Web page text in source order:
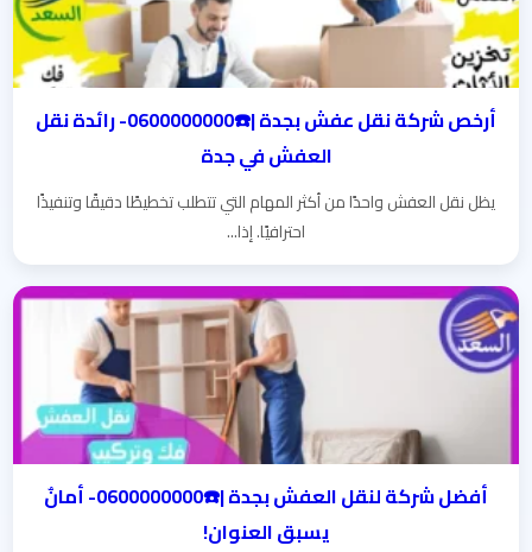
أرخص شركة نقل عفش بجدة |☎️0600000000- رائدة نقل
العفش في جدة
يظل نقل العفش واحدًا من أكثر المهام التي تتطلب تخطيطًا دقيقًا وتنفيذًا
احترافيًا. إذا...
أفضل شركة لنقل العفش بجدة |☎️0600000000- أمانٌ
يسبق العنوان!